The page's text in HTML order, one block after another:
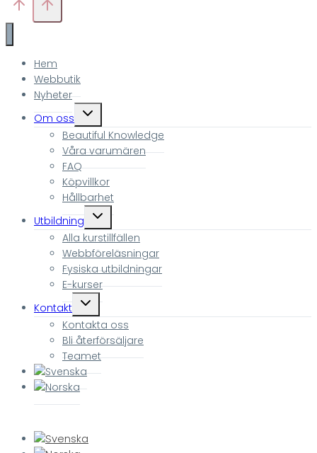
Hem
Webbutik
Nyheter
Om oss
Toggle
child
menu
Beautiful Knowledge
Våra varumären
FAQ
Köpvillkor
Hållbarhet
Utbildning
Toggle
child
menu
Alla kurstillfällen
Webbföreläsningar
Fysiska utbildningar
E-kurser
Kontakt
Toggle
child
menu
Kontakta oss
Bli återförsäljare
Teamet